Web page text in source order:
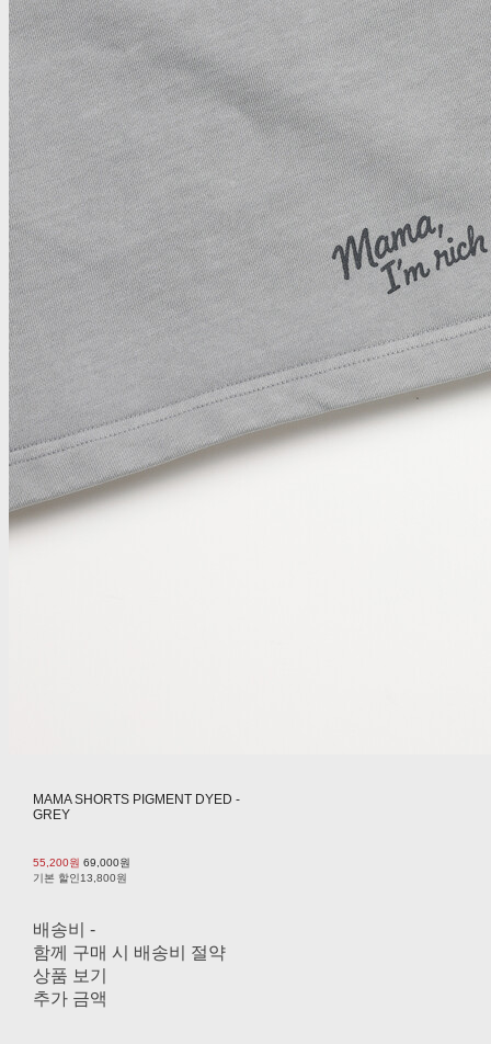
MAMA SHORTS PIGMENT DYED -
GREY
55,200원 69,000원
기본 할인13,800원
배송비 -
함께 구매 시 배송비 절약
상품 보기
추가 금액